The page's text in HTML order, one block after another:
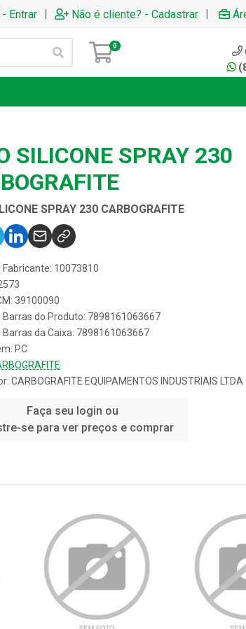
Entrar | Não é cliente? - Cadastrar |
0
SILICONE SPRAY 230
SPRAY 230 CARBOGRAFITE
Fabricante: 10073810
39100090
Barras do Produto: 7898161063667
Barras da Caixa: 7898161063667
PC
CARBOGRAFITE EQUIPAMENTOS INDUSTRIAIS LTDA
Faça seu login ou
se para ver preços e comprar